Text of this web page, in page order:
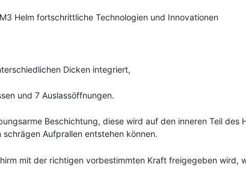
Helm fortschrittliche Technologien und Innovationen
Dicken integriert,
und 7 Auslassöffnungen.
Beschichtung, diese wird auf den inneren Teil des
Aufprallen entstehen können.
mit der richtigen vorbestimmten Kraft freigegeben wird,